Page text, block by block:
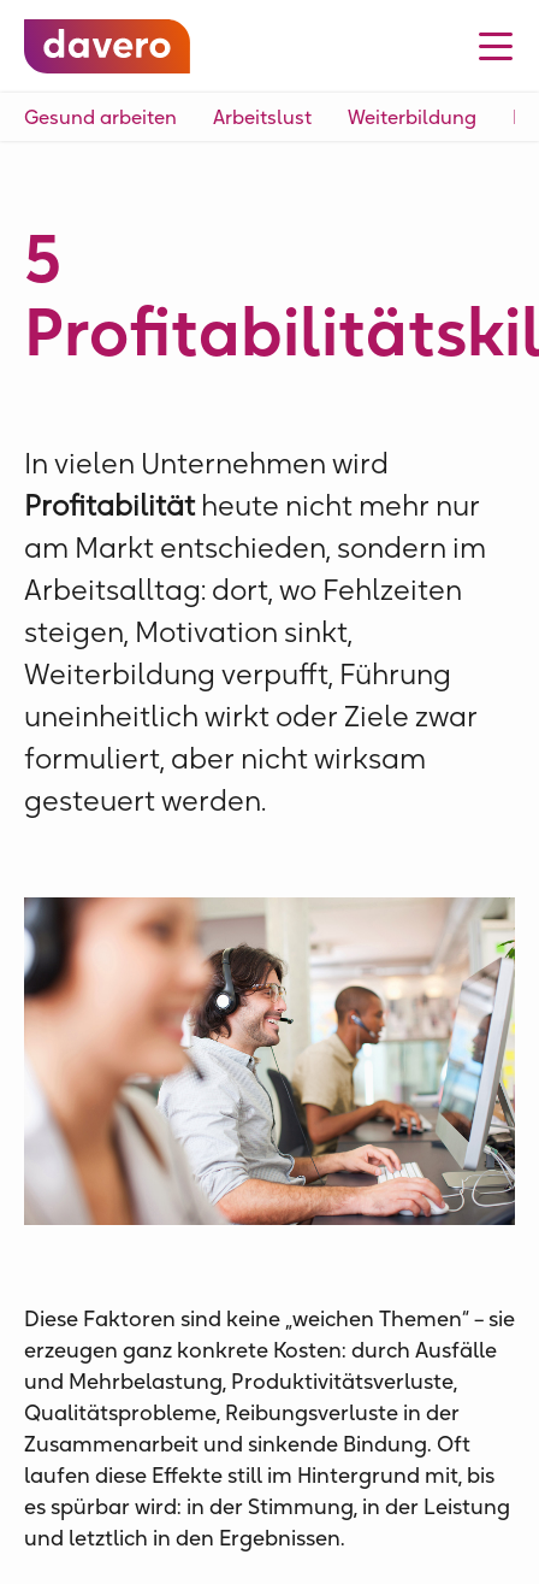
Gesund arbeiten Arbeitslust Weiterbildung
5
In vielen Unternehmen wird
Profitabilitätheute nicht mehr nur
am Markt entschieden, sondern im
Arbeitsalltag: dort, wo Fehlzeiten
steigen, Motivation sinkt,
Weiterbildung verpufft, Führung
uneinheitlich wirkt oder Ziele zwar
formuliert, aber nicht wirksam
gesteuert werden.
Diese Faktoren sind keine „weichen Themen“ – sie
erzeugen ganz konkrete Kosten: durch Ausfälle
und Mehrbelastung, Produktivitätsverluste,
Qualitätsprobleme, Reibungsverluste in der
Zusammenarbeit und sinkende Bindung. Oft
laufen diese Effekte still im Hintergrund mit, bis
es spürbar wird: in der Stimmung, in der Leistung
und letztlich in den Ergebnissen.